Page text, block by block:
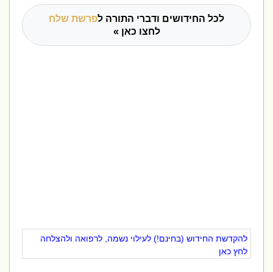
לכל החידושים ודברי התורה לפרשת שלח
לחצו כאן »
להקדשת החידוש (בחינם!) לעילוי נשמה, לרפואה ולהצלחה
לחץ כאן